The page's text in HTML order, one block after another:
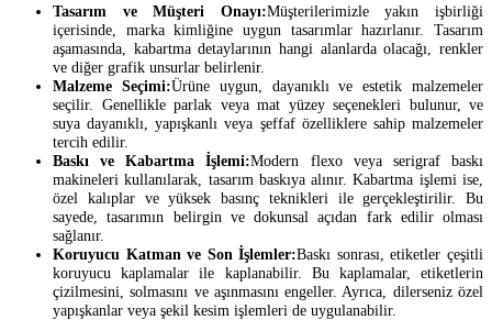
Tasarım ve Müşteri Onayı:Müşterilerimizle yakın işbirliği
içerisinde, marka kimliğine uygun tasarımlar hazırlanır. Tasarım
aşamasında, kabartma detaylarının hangi alanlarda olacağı, renkler
ve diğer grafik unsurlar belirlenir.
Malzeme Seçimi:Ürüne uygun, dayanıklı ve estetik malzemeler
seçilir. Genellikle parlak veya mat yüzey seçenekleri bulunur, ve
suya dayanıklı, yapışkanlı veya şeffaf özelliklere sahip malzemeler
tercih edilir.
Baskı ve Kabartma İşlemi:Modern flexo veya serigraf baskı
makineleri kullanılarak, tasarım baskıya alınır. Kabartma işlemi ise,
özel kalıplar ve yüksek basınç teknikleri ile gerçekleştirilir. Bu
sayede, tasarımın belirgin ve dokunsal açıdan fark edilir olması
sağlanır.
Koruyucu Katman ve Son İşlemler:Baskı sonrası, etiketler çeşitli
koruyucu kaplamalar ile kaplanabilir. Bu kaplamalar, etiketlerin
çizilmesini, solmasını ve aşınmasını engeller. Ayrıca, dilerseniz özel
yapışkanlar veya şekil kesim işlemleri de uygulanabilir.